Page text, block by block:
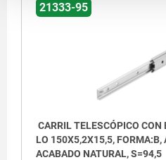
21333-95
CARRIL TELESCÓPICO
LO 150X5,2X15,5, FORMA:B,
ACABADO NATURAL, S=94,5